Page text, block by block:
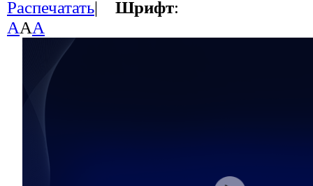
Распечатать| Шрифт:
AAA